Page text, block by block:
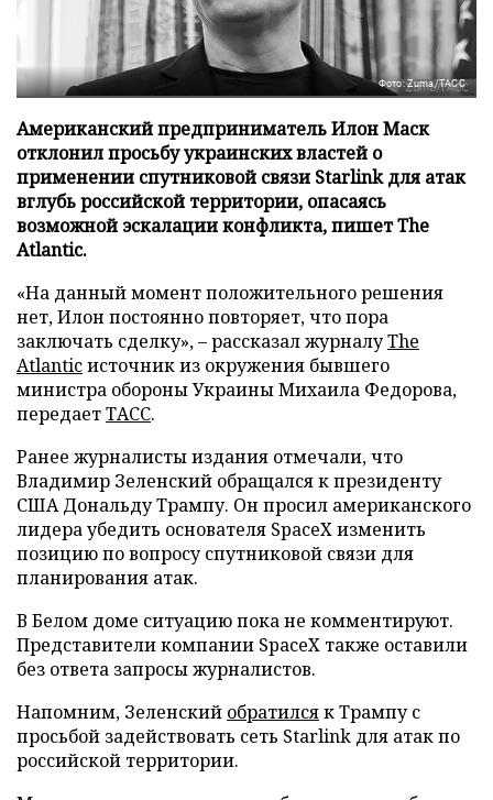
Фото: Zuma/ТАСС
Американский предприниматель Илон Маск
отклонил просьбу украинских властей о
применении спутниковой связи Starlink для атак
вглубь российской территории, опасаясь
возможной эскалации конфликта, пишет The
Atlantic.
«На данный момент положительного решения
нет, Илон постоянно повторяет, что пора
заключать сделку», – рассказал журналуThe
Atlanticисточник из окружения бывшего
министра обороны Украины Михаила Федорова,
передаетТАСС.
Ранее журналисты издания отмечали, что
Владимир Зеленский обращался к президенту
США Дональду Трампу. Он просил американского
лидера убедить основателя SpaceX изменить
позицию по вопросу спутниковой связи для
планирования атак.
В Белом доме ситуацию пока не комментируют.
Представители компании SpaceX также оставили
без ответа запросы журналистов.
Напомним, Зеленский обратилсяк Трампу с
просьбой задействовать сеть Starlink для атак по
российской территории.